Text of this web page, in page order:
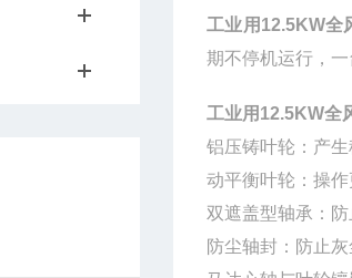
工业用12.5KW全
期不停机运行，
工业用12.5KW全
铝压铸叶轮：产
动平衡叶轮：操
双遮盖型轴承：
防尘轴封：防止